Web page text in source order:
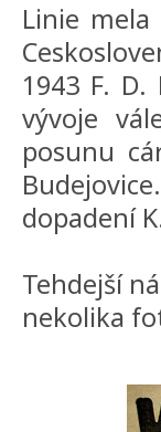
Linie
1943 F.
vývoje
posunu
dopadení
Tehdejší
nekolika